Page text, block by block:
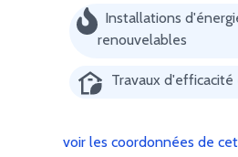
Installations
renouvelables
Travaux
voir les coordonnées de